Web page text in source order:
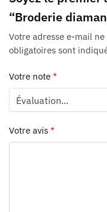
“Broderie
Votre adresse e-mail
obligatoires sont
Votre note *
Votre avis *